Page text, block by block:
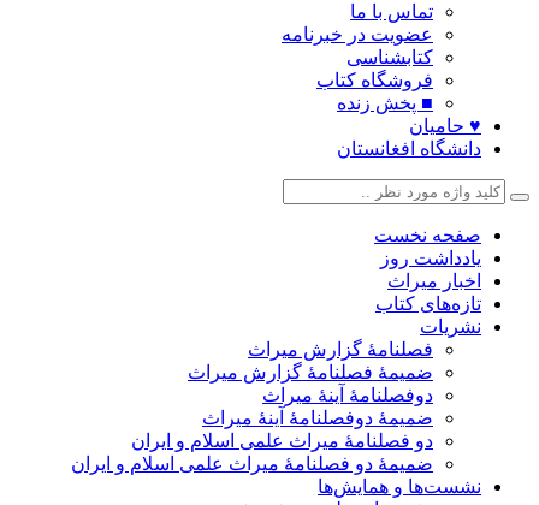
تماس با ما
عضویت در خبرنامه
کتابشناسی
فروشگاه کتاب
■ پخش زنده
♥ حامیان
دانشگاه افغانستان
صفحه نخست
یادداشت روز
اخبار میراث
تازه‌های کتاب
نشریات
فصلنامۀ گزارش میراث
ضمیمۀ فصلنامۀ گزارش میراث
دوفصلنامۀ آینۀ میراث
ضمیمۀ دوفصلنامۀ آینۀ میراث
دو فصلنامۀ میراث علمی اسلام و ایران
ضمیمۀ دو فصلنامۀ میراث علمی اسلام و ایران
نشست‌ها و همایش‌ها